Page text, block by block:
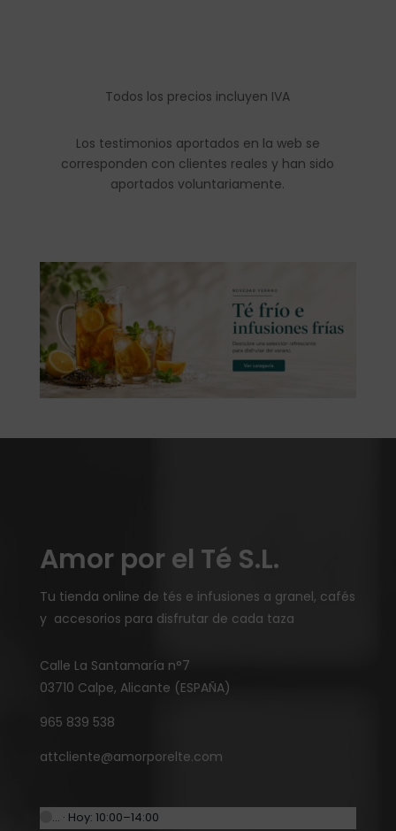
Todos los precios incluyen IVA
Los testimonios aportados en la web se
corresponden con clientes reales y han sido
aportados voluntariamente.
Amor por el Té S.L.
Tu tienda online de tés e infusiones a granel, cafés
y accesorios para disfrutar de cada taza
Calle La Santamaría n°7
03710 Calpe, Alicante (ESPAÑA)
965 839 538
attcliente@amorporelte.com
… · Hoy: 10:00–14:00